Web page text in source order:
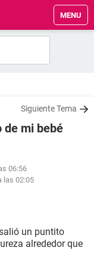
MENU
Siguiente Tema
de mi bebé
06:56
las 02:05
un puntito
alrededor que